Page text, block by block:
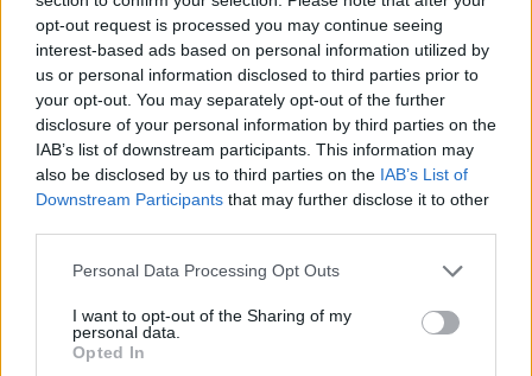
opt-out request is processed you may continue seeing
interest-based ads based on personal information utilized by
us or personal information disclosed to third parties prior to
your opt-out. You may separately opt-out of the further
disclosure of your personal information by third parties on the
IAB’s list of downstream participants. This information may
also be disclosed by us to third parties on the IAB’s List of
Downstream Participants that may further disclose it to other
Personal Data Processing Opt Outs
I want to opt-out of the Sharing of my
personal data.
Opted In
Hasznos
Impresszum
Szerzői jogok
Adatvédelmi tájékoztató
Cookie-kezelési tájékoztató
Hozzászólási szabályzat
Nyomtatott lapjaink archívuma
Székely Hírmondó archívuma